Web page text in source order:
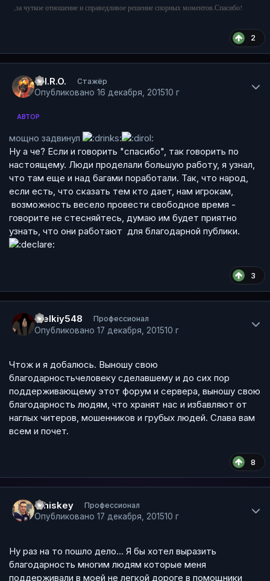
,за чуткое отношение и справедливое решение спорных моментов.Спасибо!
2
.P.I.R.O. Стажёр
Опубликовано 16 декабря, 201510 г
АВТОР
мощно задвинул
Ну а че? Если и говорить "спасибо", так говорить по
настоящему. Люди проделали большую работу, я узнал,
что там еще и над багами поработали. Так, что народ,
если есть, что сказать тем кто дает, нам игрокам,
возможность весело провести свободное время -
говорите не стесняйтесь, думаю им будет приятно
узнать, что они работают для благодарной публики.
3
melkiy548 Профессионал
Опубликовано 17 декабря, 201510 г
Чтож и я добалюсь. Выношу свою
благодарностьчеловеку сделавшему и до сих пор
поддерживающему этот форум и сервера, выношу свою
благодарность людям, что хранят нас и избавляют от
наглых читеров, мошенников и грубых людей. Слава вам
всем и почет.
8
Whiskey Профессионал
Опубликовано 17 декабря, 201510 г
Ну раз на то пошло дело... Я бы хотел выразить
благодарность многим людям которые меня
поддерживали в моей не легкой дороге в помощники